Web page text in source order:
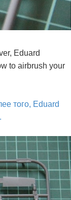
Eduard
to airbrush your
того, Eduard